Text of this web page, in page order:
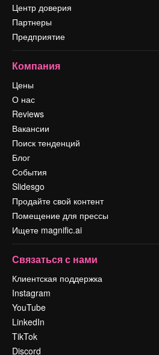
Центр доверия
Партнеры
Предприятие
Компания
Цены
О нас
Reviews
Вакансии
Поиск тенденций
Блог
События
Slidesgo
Продайте свой контент
Помещение для прессы
Ищете magnific.ai
Связаться с нами
Клиентская поддержка
Instagram
YouTube
LinkedIn
TikTok
Discord